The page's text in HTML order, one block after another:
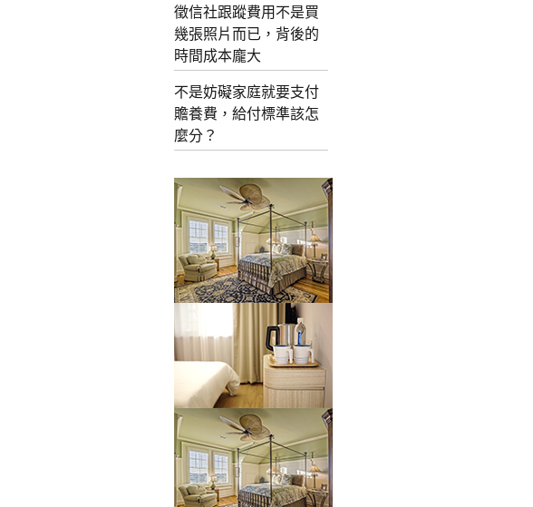
徵信社跟蹤費用不是買
幾張照片而已，背後的
時間成本龐大
不是妨礙家庭就要支付
贍養費，給付標準該怎
麼分？